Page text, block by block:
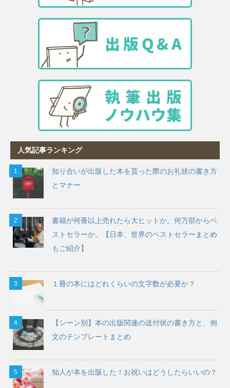
人気記事ランキング
知り合いが出版した本を貰った際のお礼状の書き方
とマナー
書籍が何冊以上売れたら大ヒットか。何万部からベ
ストセラーか。【日本、世界のベストセラーまとめ
もご紹介】
１冊の本にはどれくらいの文字数が必要か？
【シーン別】本の出版関連の送付状の書き方と、例
文のテンプレートまとめ
知人が本を出版した！お祝いはどうしたらいいの？